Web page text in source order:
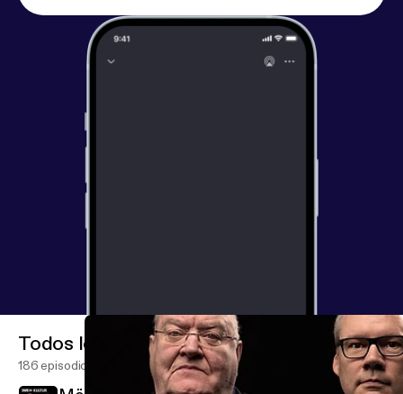
Todos los episodios
186 episodios